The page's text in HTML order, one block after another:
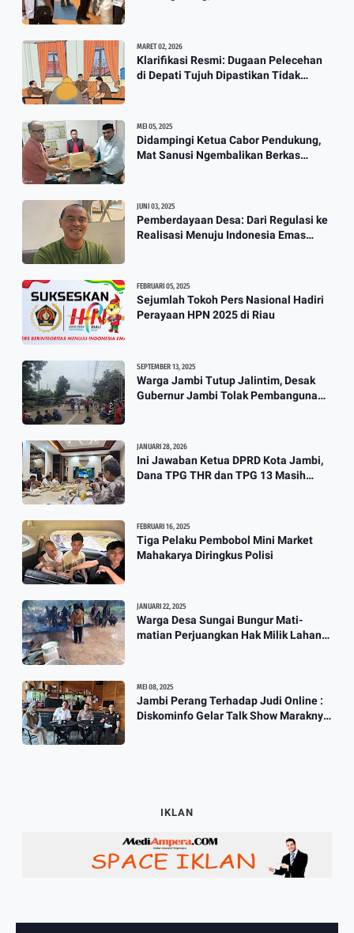
3:12
Berkah Banjir, Yusuf Pembuat
Perahu Kebanjiran Orderan Bikin
Perahu
3:57
MARET 02, 2026
Klarifikasi Resmi: Dugaan Pelecehan
di Depati Tujuh Dipastikan Tidak
MEI 05, 2025
Didampingi Ketua Cabor Pendukung,
Mat Sanusi Ngembalikan Berkas
JUNI 03, 2025
Pemberdayaan Desa: Dari Regulasi ke
Realisasi Menuju Indonesia Emas
FEBRUARI 05, 2025
Sejumlah Tokoh Pers Nasional Hadiri
Perayaan HPN 2025 di Riau
SEPTEMBER 13, 2025
Warga Jambi Tutup Jalintim, Desak
Gubernur Jambi Tolak Pembangunan
JANUARI 28, 2026
Ini Jawaban Ketua DPRD Kota Jambi,
Dana TPG THR dan TPG 13 Masih
FEBRUARI 16, 2025
Tiga Pelaku Pembobol Mini Market
Mahakarya Diringkus Polisi
JANUARI 22, 2025
Warga Desa Sungai Bungur Mati-
matian Perjuangkan Hak Milik Lahan
MEI 08, 2025
Jambi Perang Terhadap Judi Online :
Diskominfo Gelar Talk Show Maraknya
IKLAN